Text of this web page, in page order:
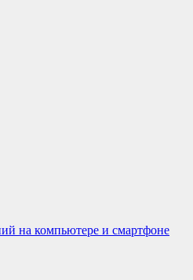
на компьютере и смартфоне